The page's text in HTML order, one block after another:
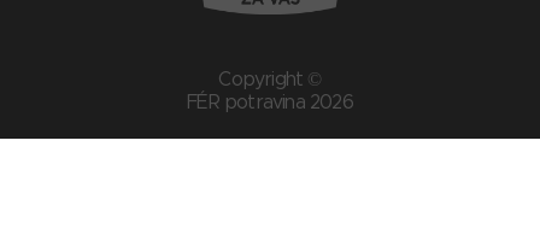
Copyright ©
FÉR potravina 2026